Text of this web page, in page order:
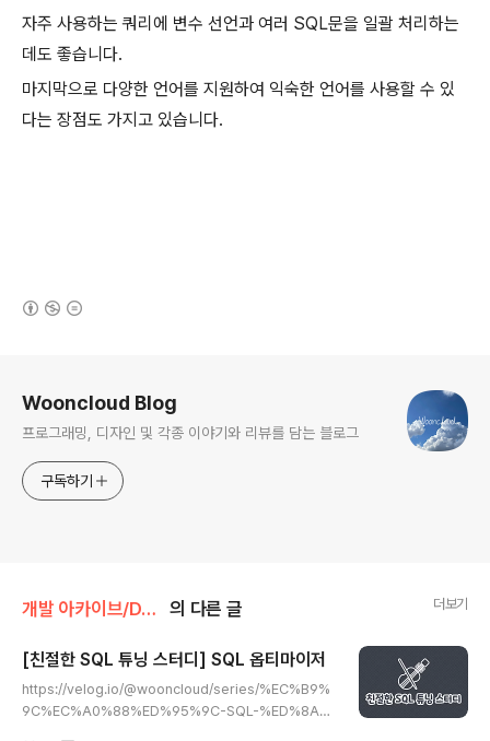
자주 사용하는 쿼리에 변수 선언과 여러 SQL문을 일괄 처리하는
데도 좋습니다.
마지막으로 다양한 언어를 지원하여 익숙한 언어를 사용할 수 있
다는 장점도 가지고 있습니다.
Wooncloud Blog
프로그래밍, 디자인 및 각종 이야기와 리뷰를 담는 블로그
구독하기
개발 아카이브/DATABASE 의 다른 글 더보기
[친절한 SQL 튜닝 스터디] SQL 옵티마이저
https://velog.io/@wooncloud/series/%EC%B9%
9C%EC%A0%88%ED%95%9C-SQL-%ED%8A%